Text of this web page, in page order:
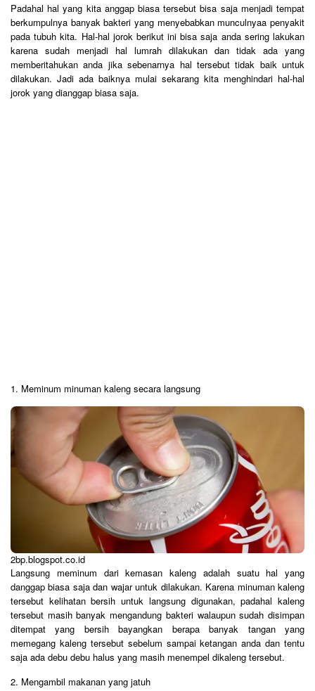
Padahal hal yang kita anggap biasa tersebut bisa saja menjadi tempat
berkumpulnya banyak bakteri yang menyebabkan munculnyaa penyakit
pada tubuh kita. Hal-hal jorok berikut ini bisa saja anda sering lakukan
karena sudah menjadi hal lumrah dilakukan dan tidak ada yang
memberitahukan anda jika sebenarnya hal tersebut tidak baik untuk
dilakukan. Jadi ada baiknya mulai sekarang kita menghindari hal-hal
jorok yang dianggap biasa saja.
1. Meminum minuman kaleng secara langsung
2bp.blogspot.co.id
Langsung meminum dari kemasan kaleng adalah suatu hal yang
danggap biasa saja dan wajar untuk dilakukan. Karena minuman kaleng
tersebut kelihatan bersih untuk langsung digunakan, padahal kaleng
tersebut masih banyak mengandung bakteri walaupun sudah disimpan
ditempat yang bersih bayangkan berapa banyak tangan yang
memegang kaleng tersebut sebelum sampai ketangan anda dan tentu
saja ada debu debu halus yang masih menempel dikaleng tersebut.
2. Mengambil makanan yang jatuh